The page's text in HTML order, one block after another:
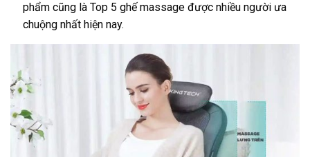
phẩm cũng là Top 5 ghế massage được nhiều người ưa
chuộng nhất hiện nay.